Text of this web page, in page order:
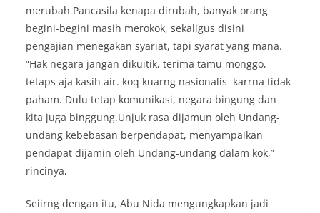
merubah Pancasila kenapa dirubah, banyak orang
begini-begini masih merokok, sekaligus disini
pengajian menegakan syariat, tapi syarat yang mana.
“Hak negara jangan dikuitik, terima tamu monggo,
tetaps aja kasih air. koq kuarng nasionalis karrna tidak
paham. Dulu tetap komunikasi, negara bingung dan
kita juga binggung.Unjuk rasa dijamun oleh Undang-
undang kebebasan berpendapat, menyampaikan
pendapat dijamin oleh Undang-undang dalam kok,”
rincinya,
Seiirng dengan itu, Abu Nida mengungkapkan jadi